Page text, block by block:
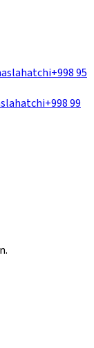
+998 95
+998 99
.